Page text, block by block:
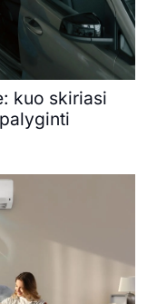
kuo skiriasi